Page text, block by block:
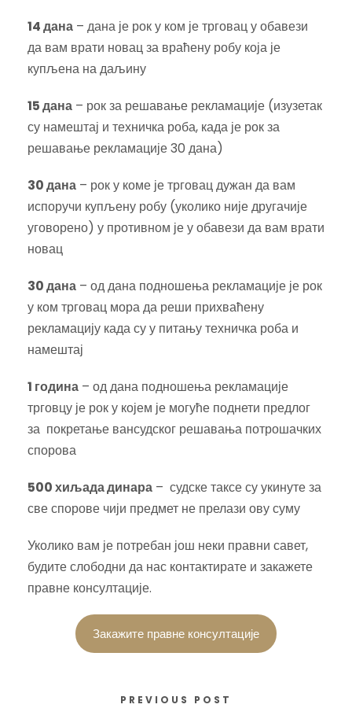
14 дана – дана је рок у ком је трговац у обавези
да вам врати новац за враћену робу која је
купљена на даљину
15 дана – рок за решавање рекламације (изузетак
су намештај и техничка роба, када је рок за
решавање рекламације 30 дана)
30 дана – рок у коме је трговац дужан да вам
испоручи купљену робу (уколико није другачије
уговорено) у противном је у обавези да вам врати
новац
30 дана – од дана подношења рекламације је рок
у ком трговац мора да реши прихваћену
рекламацију када су у питању техничка роба и
намештај
1 година – од дана подношења рекламације
трговцу је рок у којем је могуће поднети предлог
за покретање вансудског решавања потрошачких
спорова
500 хиљада динара – судске таксе су укинуте за
све спорове чији предмет не прелази ову суму
Уколико вам је потребан још неки правни савет,
будите слободни да нас контактирате и закажете
правне консултације.
Закажите правне консултације
PREVIOUS POST